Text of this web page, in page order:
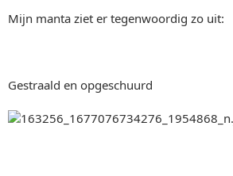
Mijn manta ziet er tegenwoordig zo uit:
Gestraald en opgeschuurd